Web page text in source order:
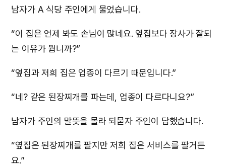
남자가 A 식당 주인에게 물었습니다.
“이 집은 언제 봐도 손님이 많네요. 옆집보다 장사가 잘되
는 이유가 뭡니까?”
“옆집과 저희 집은 업종이 다르기 때문입니다.”
“네? 같은 된장찌개를 파는데, 업종이 다르다니요?”
남자가 주인의 말뜻을 몰라 되묻자 주인이 답했습니다.
“옆집은 된장찌개를 팔지만 저희 집은 서비스를 팔거든
요.”